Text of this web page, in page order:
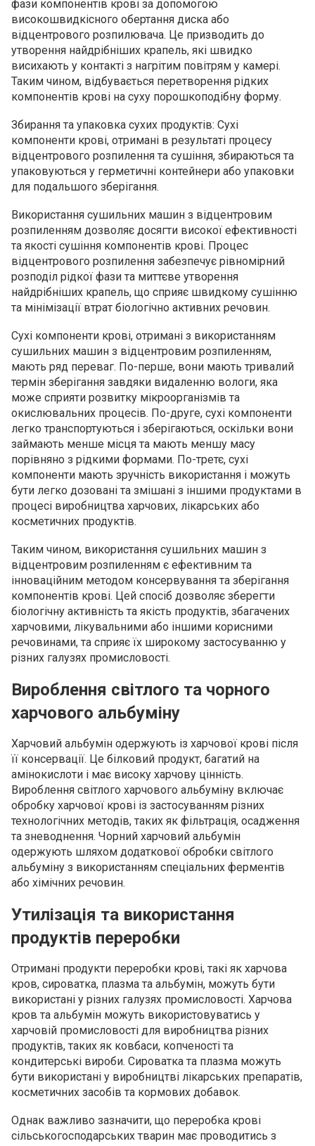
фази компонентів крові за допомогою
високошвидкісного обертання диска або
відцентрового розпилювача. Це призводить до
утворення найдрібніших крапель, які швидко
висихають у контакті з нагрітим повітрям у камері.
Таким чином, відбувається перетворення рідких
компонентів крові на суху порошкоподібну форму.
Збирання та упаковка сухих продуктів: Сухі
компоненти крові, отримані в результаті процесу
відцентрового розпилення та сушіння, збираються та
упаковуються у герметичні контейнери або упаковки
для подальшого зберігання.
Використання сушильних машин з відцентровим
розпиленням дозволяє досягти високої ефективності
та якості сушіння компонентів крові. Процес
відцентрового розпилення забезпечує рівномірний
розподіл рідкої фази та миттєве утворення
найдрібніших крапель, що сприяє швидкому сушінню
та мінімізації втрат біологічно активних речовин.
Сухі компоненти крові, отримані з використанням
сушильних машин з відцентровим розпиленням,
мають ряд переваг. По-перше, вони мають тривалий
термін зберігання завдяки видаленню вологи, яка
може сприяти розвитку мікроорганізмів та
окислювальних процесів. По-друге, сухі компоненти
легко транспортуються і зберігаються, оскільки вони
займають менше місця та мають меншу масу
порівняно з рідкими формами. По-третє, сухі
компоненти мають зручність використання і можуть
бути легко дозовані та змішані з іншими продуктами в
процесі виробництва харчових, лікарських або
косметичних продуктів.
Таким чином, використання сушильних машин з
відцентровим розпиленням є ефективним та
інноваційним методом консервування та зберігання
компонентів крові. Цей спосіб дозволяє зберегти
біологічну активність та якість продуктів, збагачених
харчовими, лікувальними або іншими корисними
речовинами, та сприяє їх широкому застосуванню у
різних галузях промисловості.
Вироблення світлого та чорного
харчового альбуміну
Харчовий альбумін одержують із харчової крові після
її консервації. Це білковий продукт, багатий на
амінокислоти і має високу харчову цінність.
Вироблення світлого харчового альбуміну включає
обробку харчової крові із застосуванням різних
технологічних методів, таких як фільтрація, осадження
та зневоднення. Чорний харчовий альбумін
одержують шляхом додаткової обробки світлого
альбуміну з використанням спеціальних ферментів
або хімічних речовин.
Утилізація та використання
продуктів переробки
Отримані продукти переробки крові, такі як харчова
кров, сироватка, плазма та альбумін, можуть бути
використані у різних галузях промисловості. Харчова
кров та альбумін можуть використовуватись у
харчовій промисловості для виробництва різних
продуктів, таких як ковбаси, копченості та
кондитерські вироби. Сироватка та плазма можуть
бути використані у виробництві лікарських препаратів,
косметичних засобів та кормових добавок.
Однак важливо зазначити, що переробка крові
сільськогосподарських тварин має проводитись з